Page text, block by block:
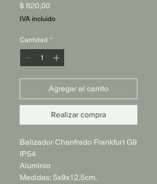
$ 620,00Precio
IVA incluido
Cantidad *
Agregar al carrito
Realizar compra
Balizador Chanfrado Frankfurt G9
IP54
Aluminio
Medidas: 5x9x12,5cm.